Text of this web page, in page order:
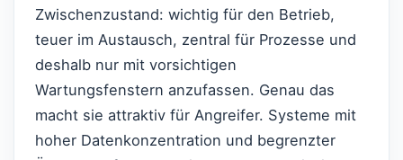
Zwischenzustand: wichtig für den Betrieb,
teuer im Austausch, zentral für Prozesse und
deshalb nur mit vorsichtigen
Wartungsfenstern anzufassen. Genau das
macht sie attraktiv für Angreifer. Systeme mit
hoher Datenkonzentration und begrenzter